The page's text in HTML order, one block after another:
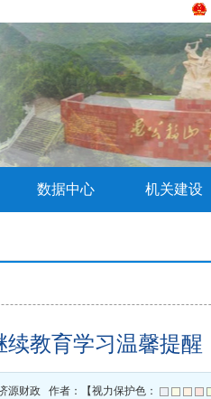
数据中心 机关建设
教育学习温馨提醒
源财政 作者：【视力保护色：